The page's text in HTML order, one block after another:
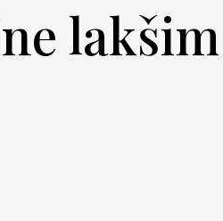
lakšim